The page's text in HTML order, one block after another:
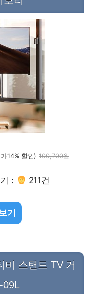
14% 할인) 100,700원
: 211건
기
비 스탠드 TV 거
09L